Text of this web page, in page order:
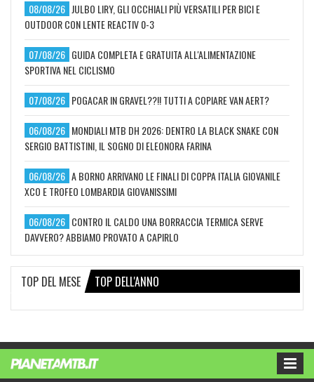
08/08/26 JULBO LIRY, GLI OCCHIALI PIÙ VERSATILI PER BICI E
OUTDOOR CON LENTE REACTIV 0-3
07/08/26 GUIDA COMPLETA E GRATUITA ALL'ALIMENTAZIONE
SPORTIVA NEL CICLISMO
07/08/26 POGACAR IN GRAVEL??!! TUTTI A COPIARE VAN AERT?
06/08/26 MONDIALI MTB DH 2026: DENTRO LA BLACK SNAKE CON
SERGIO BATTISTINI, IL SOGNO DI ELEONORA FARINA
06/08/26 A BORNO ARRIVANO LE FINALI DI COPPA ITALIA GIOVANILE
XCO E TROFEO LOMBARDIA GIOVANISSIMI
06/08/26 CONTRO IL CALDO UNA BORRACCIA TERMICA SERVE
DAVVERO? ABBIAMO PROVATO A CAPIRLO
TOP DEL MESE TOP DELL'ANNO